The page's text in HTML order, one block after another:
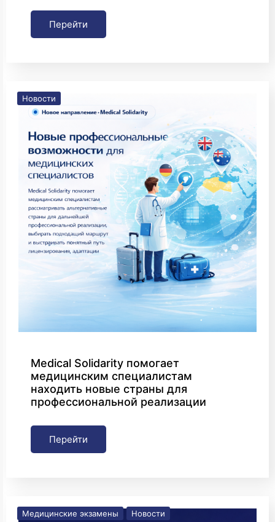
Перейти
Новости
Medical Solidarity помогает
медицинским специалистам
находить новые страны для
профессиональной реализации
Перейти
Медицинские экзамены Новости